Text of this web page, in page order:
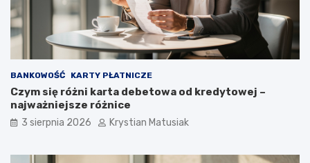
BANKOWOŚĆ KARTY PŁATNICZE
Czym się różni karta debetowa od kredytowej –
najważniejsze różnice
3 sierpnia 2026 Krystian Matusiak